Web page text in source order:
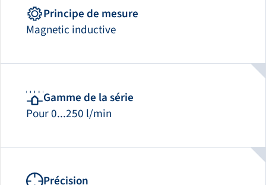
Principe de mesure
Magnetic inductive
Gamme de la série
Pour 0...250 l/min
Précision